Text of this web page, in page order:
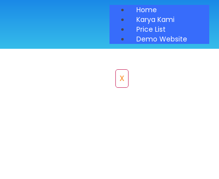
Home
Karya Kami
Price List
Demo Website
X